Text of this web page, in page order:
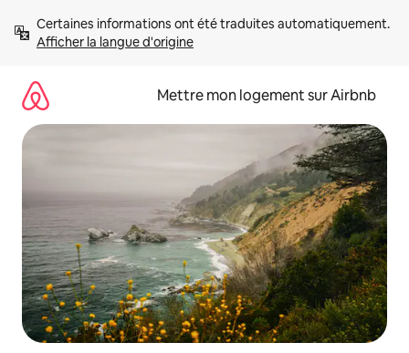
directement
Afficher la langue d'origine
Mettre mon logement sur Airbnb